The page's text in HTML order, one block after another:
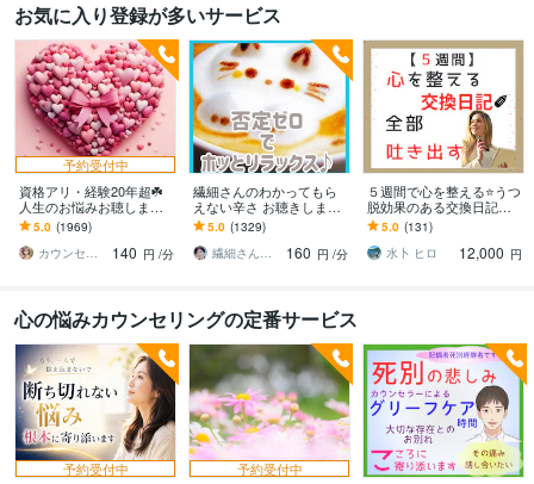
お気に入り登録が多いサービス
予約受付中
資格アリ・経験20年超☘️
人生のお悩みお聴します
鬱・HSP・介護障害・毒
親・恋愛・仕事・育児・
占い依存etc
5.0 (1969)
カウンセリング事務所☘️オフィスカノン
140 円 /分
繊細さんのわかってもら
えない辛さ お聴きします
HSP/モヤモヤを手放す一
歩☘️自分を大切にする✨を
始めよう
5.0 (1329)
繊細さん相談室☘️野崎真礼（まひろ）
160 円 /分
５週間で心を整える⭐うつ
脱効果のある交換日記し
ます 【通常版】気持ちを
吐き出す、習慣化❗
5.0 (131)
水卜 ヒロ
12,000 円
心の悩みカウンセリングの定番サービス
予約受付中
予約受付中